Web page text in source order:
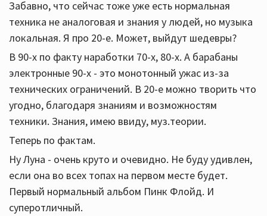
Забавно, что сейчас тоже уже есть нормальная
техника не аналоговая и знания у людей, но музыка
локальная. Я про 20-е. Может, выйдут шедевры?
В 90-х по факту наработки 70-х, 80-х. А барабаны
электронные 90-х - это монотонный ужас из-за
технических ограничений. В 20-е можно творить что
угодно, благодаря знаниям и возможностям
техники. Знания, имею ввиду, муз.теории.
Теперь по фактам.
Ну Луна - очень круто и очевидно. Не буду удивлен,
если она во всех топах на первом месте будет.
Первый нормальный альбом Пинк Флойд. И
суперотличный.